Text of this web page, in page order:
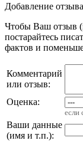
Добавление
Чтобы Ваш отзыв
постарайтесь
фактов и
Комментарий
или отзыв:
Оценка:
если
Ваши данные
(имя и т.п.):